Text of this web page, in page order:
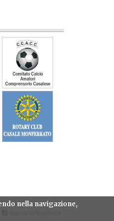
nella navigazione,